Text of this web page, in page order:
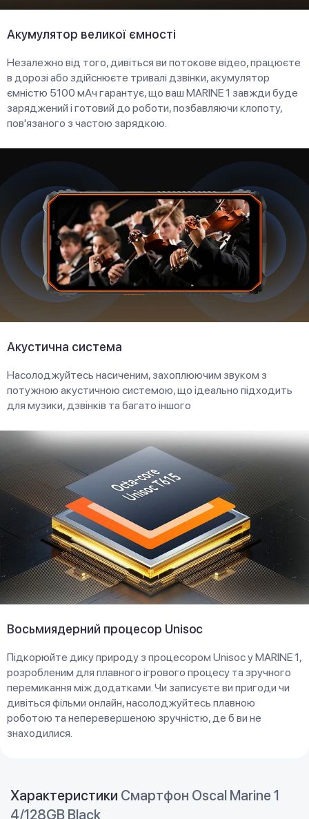
Акумулятор великої ємності
Незалежно від того, дивіться ви потокове відео, працюєте
в дорозі або здійснюєте тривалі дзвінки, акумулятор
ємністю 5100 мАч гарантує, що ваш MARINE 1 завжди буде
заряджений і готовий до роботи, позбавляючи клопоту,
пов'язаного з частою зарядкою.
Акустична система
Насолоджуйтесь насиченим, захоплюючим звуком з
потужною акустичною системою, що ідеально підходить
для музики, дзвінків та багато іншого
Восьмиядерний процесор Unisoc
Підкорюйте дику природу з процесором Unisoc у MARINE 1,
розробленим для плавного ігрового процесу та зручного
перемикання між додатками. Чи записуєте ви пригоди чи
дивіться фільми онлайн, насолоджуйтесь плавною
роботою та неперевершеною зручністю, де б ви не
знаходилися.
Характеристики Смартфон Oscal Marine 1
4/128GB Black